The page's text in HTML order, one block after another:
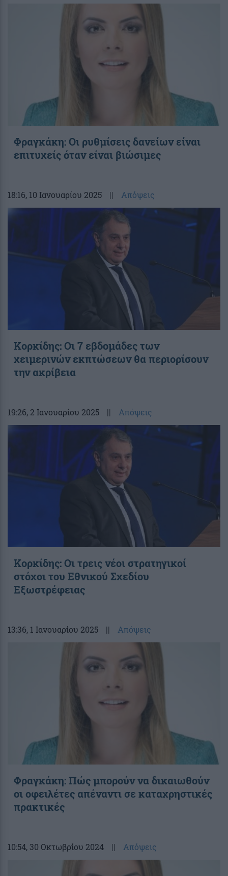
Φραγκάκη: Οι ρυθμίσεις δανείων είναι
επιτυχείς όταν είναι βιώσιμες
18:16, 10 Ιανουαρίου 2025 || Απόψεις
Κορκίδης: Οι 7 εβδομάδες των
χειμερινών εκπτώσεων θα περιορίσουν
την ακρίβεια
19:26, 2 Ιανουαρίου 2025 || Απόψεις
Κορκίδης: Οι τρεις νέοι στρατηγικοί
στόχοι του Εθνικού Σχεδίου
Εξωστρέφειας
13:36, 1 Ιανουαρίου 2025 || Απόψεις
Φραγκάκη: Πώς μπορούν να δικαιωθούν
οι οφειλέτες απέναντι σε καταχρηστικές
πρακτικές
10:54, 30 Οκτωβρίου 2024 || Απόψεις